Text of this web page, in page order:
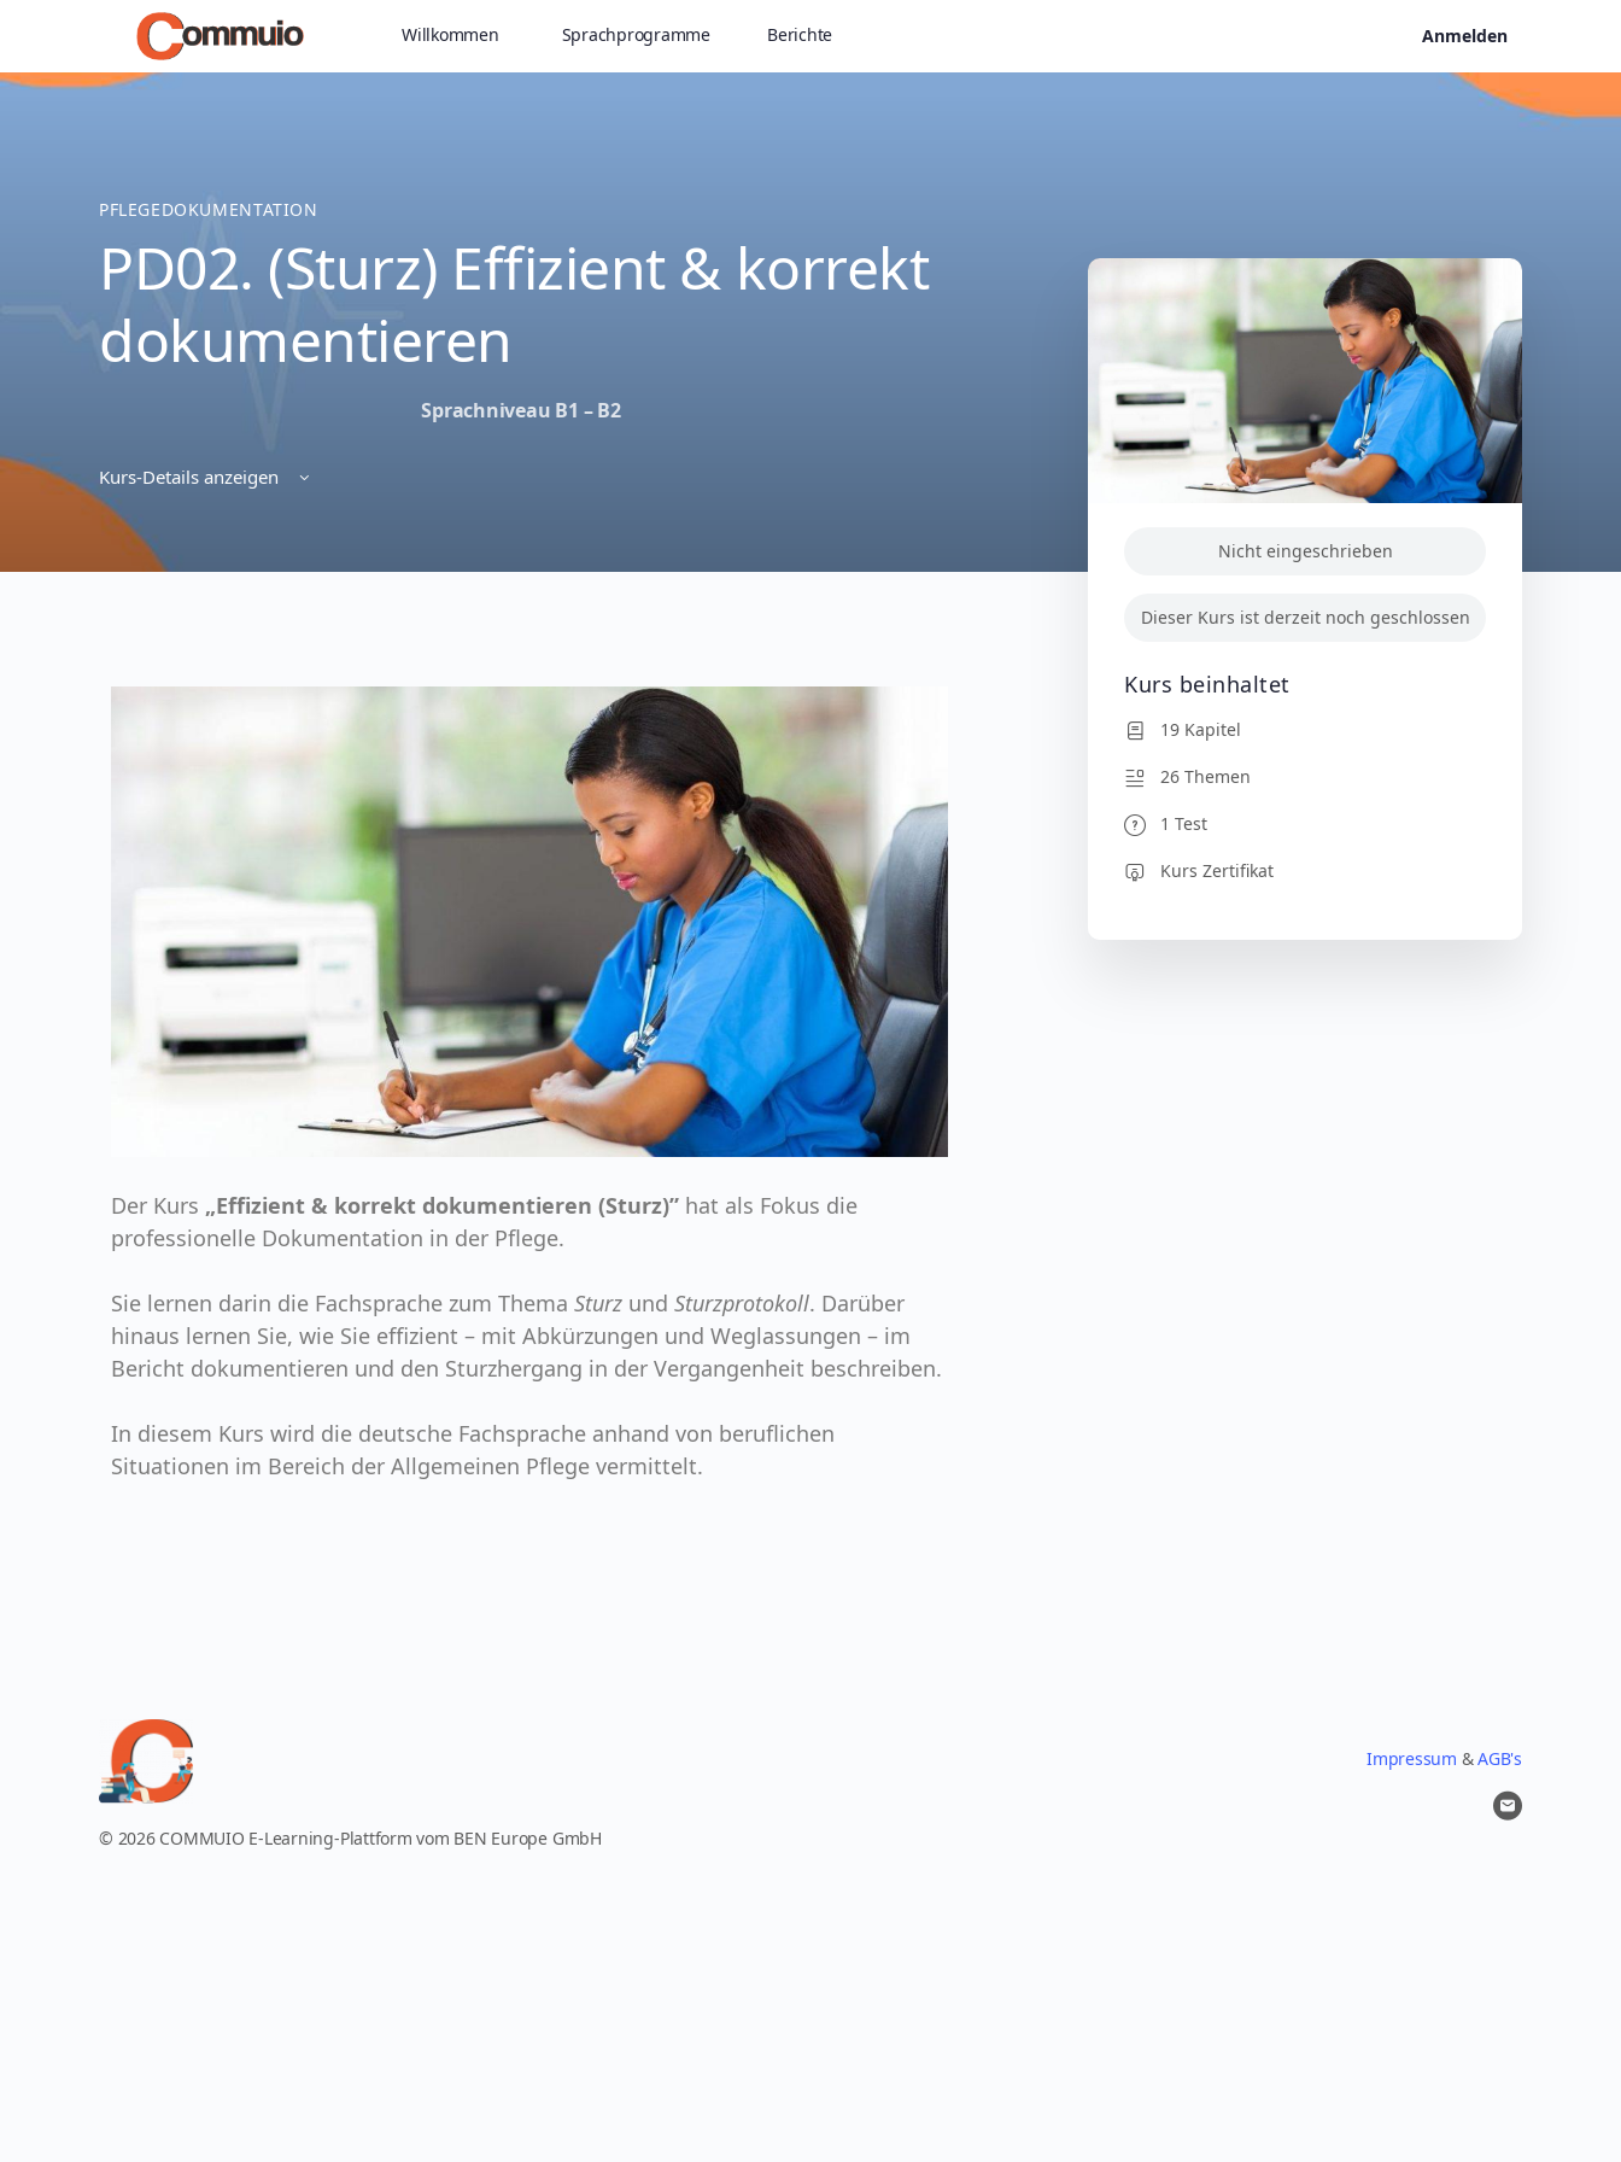
Willkommen Sprachprogramme Berichte Anmelden
PFLEGEDOKUMENTATION
PD02. (Sturz) Effizient & korrekt
dokumentieren
Sprachniveau B1 – B2
Kurs-Details anzeigen
Der Kurs „Effizient & korrekt dokumentieren (Sturz)” hat als Fokus die
professionelle Dokumentation in der Pflege.
Sie lernen darin die Fachsprache zum Thema Sturz und Sturzprotokoll. Darüber
hinaus lernen Sie, wie Sie effizient – mit Abkürzungen und Weglassungen – im
Bericht dokumentieren und den Sturzhergang in der Vergangenheit beschreiben.
In diesem Kurs wird die deutsche Fachsprache anhand von beruflichen
Situationen im Bereich der Allgemeinen Pflege vermittelt.
Nicht eingeschrieben
Dieser Kurs ist derzeit noch geschlossen
Kurs beinhaltet
19 Kapitel
26 Themen
1 Test
Kurs Zertifikat
© 2026 COMMUIO E-Learning-Plattform vom BEN Europe GmbH
Impressum &AGB's